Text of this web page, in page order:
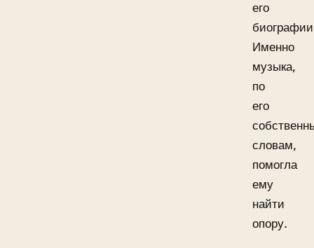
его
Именно
музыка,
по
его
словам,
помогла
ему
найти
опору.